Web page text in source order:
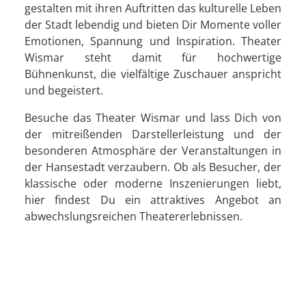
gestalten mit ihren Auftritten das kulturelle Leben
der Stadt lebendig und bieten Dir Momente voller
Emotionen, Spannung und Inspiration. Theater
Wismar steht damit für hochwertige
Bühnenkunst, die vielfältige Zuschauer anspricht
und begeistert.
Besuche das Theater Wismar und lass Dich von
der mitreißenden Darstellerleistung und der
besonderen Atmosphäre der Veranstaltungen in
der Hansestadt verzaubern. Ob als Besucher, der
klassische oder moderne Inszenierungen liebt,
hier findest Du ein attraktives Angebot an
abwechslungsreichen Theatererlebnissen.